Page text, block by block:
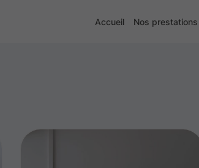
Accueil Nos prestations